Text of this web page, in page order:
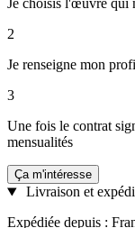
Je choisis l'œuvre qui
2
Je renseigne mon
3
Une fois le contrat
mensualités
Ça m'intéresse
Livraison et
Expédiée depuis :